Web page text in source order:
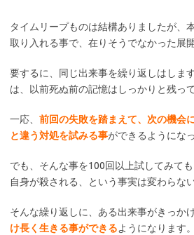
タイムリープものは結構ありましたが、
取り入れる事で、在りそうでなかった展
要するに、同じ出来事を繰り返しはしま
は、以前死ぬ前の記憶はしっかりと残っ
一応、 前回の失敗を踏まえて、次の機会
と違う対処を試みる事ができるようにな
でも、そんな事を100回以上試してみて
自身が殺される、という事実は変わらない
そんな繰り返しに、ある出来事がきっかけ
け長く生きる事ができるようになります。